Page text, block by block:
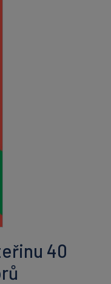
40